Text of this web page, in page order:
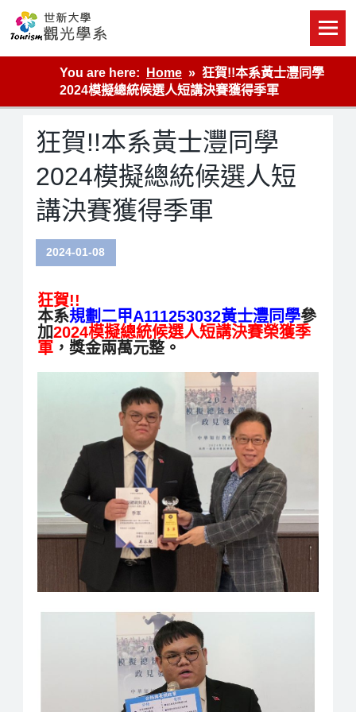
content
世新大學觀光學系網站
You are here:
Home
狂賀!!本系黃士灃同學
2024模擬總統候選人短講決賽獲得季軍
狂賀!!本系黃士灃同學
2024模擬總統候選人短
講決賽獲得季軍
2024-01-08
狂賀!!
本系規劃二甲A111253032黃士灃同學參
加2024模擬總統候選人短講決賽榮獲季
軍，獎金兩萬元整。